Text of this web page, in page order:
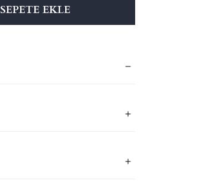
SEPETE EKLE